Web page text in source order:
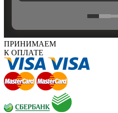
ПРИНИМАЕМ
К ОПЛАТЕ